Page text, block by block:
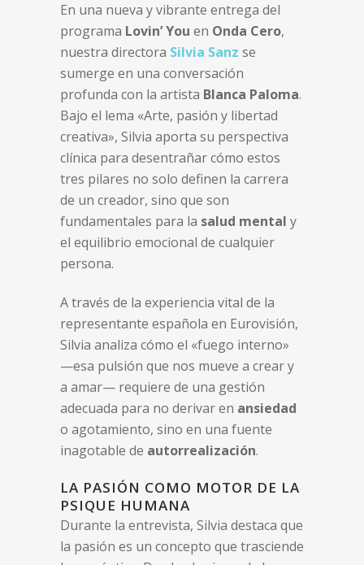
En una nueva y vibrante entrega del
programa Lovin’ You en Onda Cero,
nuestra directora Silvia Sanz se
sumerge en una conversación
profunda con la artista Blanca Paloma.
Bajo el lema «Arte, pasión y libertad
creativa», Silvia aporta su perspectiva
clínica para desentrañar cómo estos
tres pilares no solo definen la carrera
de un creador, sino que son
fundamentales para la salud mental y
el equilibrio emocional de cualquier
persona.
A través de la experiencia vital de la
representante española en Eurovisión,
Silvia analiza cómo el «fuego interno»
—esa pulsión que nos mueve a crear y
a amar— requiere de una gestión
adecuada para no derivar en ansiedad
o agotamiento, sino en una fuente
inagotable de autorrealización.
LA PASIÓN COMO MOTOR DE LA
PSIQUE HUMANA
Durante la entrevista, Silvia destaca que
la pasión es un concepto que trasciende